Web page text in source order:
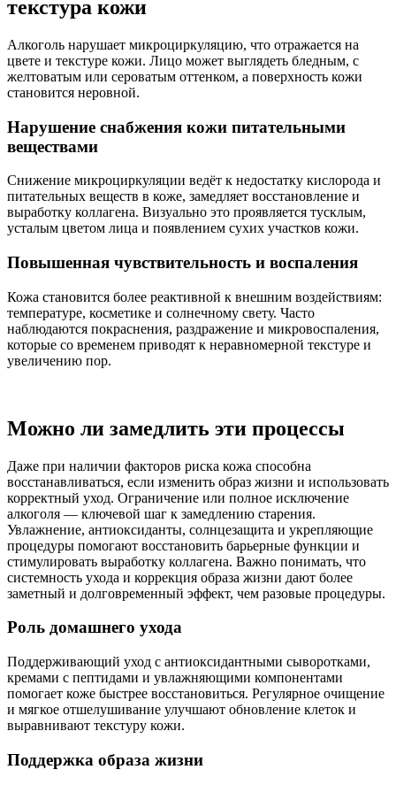
текстура кожи
Алкоголь нарушает микроциркуляцию, что отражается на
цвете и текстуре кожи. Лицо может выглядеть бледным, с
желтоватым или сероватым оттенком, а поверхность кожи
становится неровной.
Нарушение снабжения кожи питательными
веществами
Снижение микроциркуляции ведёт к недостатку кислорода и
питательных веществ в коже, замедляет восстановление и
выработку коллагена. Визуально это проявляется тусклым,
усталым цветом лица и появлением сухих участков кожи.
Повышенная чувствительность и воспаления
Кожа становится более реактивной к внешним воздействиям:
температуре, косметике и солнечному свету. Часто
наблюдаются покраснения, раздражение и микровоспаления,
которые со временем приводят к неравномерной текстуре и
увеличению пор.
Можно ли замедлить эти процессы
Даже при наличии факторов риска кожа способна
восстанавливаться, если изменить образ жизни и использовать
корректный уход. Ограничение или полное исключение
алкоголя — ключевой шаг к замедлению старения.
Увлажнение, антиоксиданты, солнцезащита и укрепляющие
процедуры помогают восстановить барьерные функции и
стимулировать выработку коллагена. Важно понимать, что
системность ухода и коррекция образа жизни дают более
заметный и долговременный эффект, чем разовые процедуры.
Роль домашнего ухода
Поддерживающий уход с антиоксидантными сыворотками,
кремами с пептидами и увлажняющими компонентами
помогает коже быстрее восстановиться. Регулярное очищение
и мягкое отшелушивание улучшают обновление клеток и
выравнивают текстуру кожи.
Поддержка образа жизни